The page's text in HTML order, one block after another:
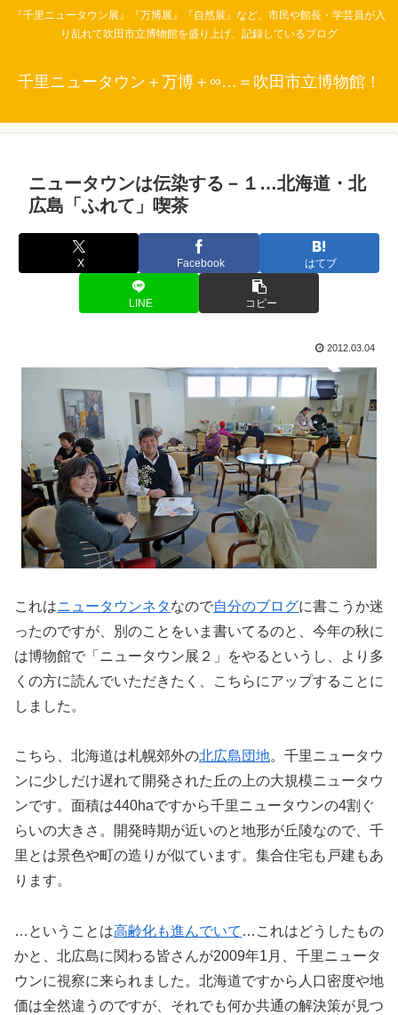
『千里ニュータウン展』『万博展』『自然展』など、市民や館長・学芸員が入
り乱れて吹田市立博物館を盛り上げ、記録しているブログ
千里ニュータウン＋万博＋∞…＝吹田市立博物館！
ニュータウンは伝染する－１…北海道・北
広島「ふれて」喫茶
X Facebook はてブ
LINE コピー
2012.03.04
これはニュータウンネタなので自分のブログに書こうか迷
ったのですが、別のことをいま書いてるのと、今年の秋に
は博物館で「ニュータウン展２」をやるというし、より多
くの方に読んでいただきたく、こちらにアップすることに
しました。
こちら、北海道は札幌郊外の北広島団地。千里ニュータウ
ンに少しだけ遅れて開発された丘の上の大規模ニュータウ
ンです。面積は440haですから千里ニュータウンの4割ぐ
らいの大きさ。開発時期が近いのと地形が丘陵なので、千
里とは景色や町の造りが似ています。集合住宅も戸建もあ
ります。
…ということは高齢化も進んでいて …これはどうしたもの
かと、北広島に関わる皆さんが2009年1月、千里ニュータ
ウンに視察に来られました。北海道ですから人口密度や地
価は全然違うのですが、それでも何か共通の解決策が見つ